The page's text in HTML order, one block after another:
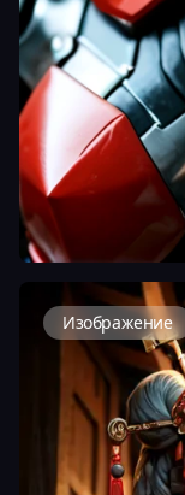
Изображение